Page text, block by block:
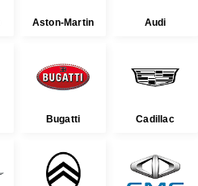
Aston-Martin Audi
Bugatti Cadillac